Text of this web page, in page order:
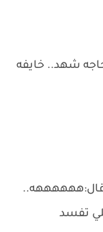
شهد.. خايفه
تفسد